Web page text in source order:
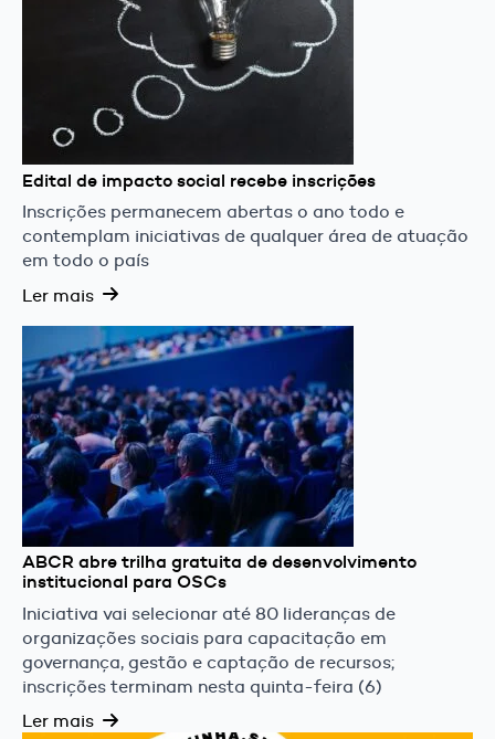
Edital de impacto social recebe inscrições
Inscrições permanecem abertas o ano todo e
contemplam iniciativas de qualquer área de atuação
em todo o país
Ler mais
ABCR abre trilha gratuita de desenvolvimento
institucional para OSCs
Iniciativa vai selecionar até 80 lideranças de
organizações sociais para capacitação em
governança, gestão e captação de recursos;
inscrições terminam nesta quinta-feira (6)
Ler mais